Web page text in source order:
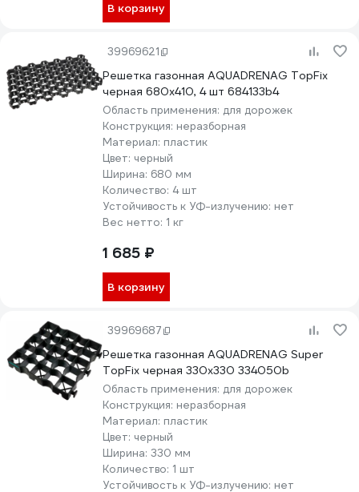
В корзину
39969621
Решетка газонная AQUADRENAG TopFix
черная 680x410, 4 шт 684133b4
Область применения: для дорожек
Конструкция: неразборная
Материал: пластик
Цвет: черный
Ширина: 680 мм
Количество: 4 шт
Устойчивость к УФ-излучению: нет
Вес нетто: 1 кг
1 685 ₽
В корзину
39969687
Решетка газонная AQUADRENAG Super
TopFix черная 330x330 334050b
Область применения: для дорожек
Конструкция: неразборная
Материал: пластик
Цвет: черный
Ширина: 330 мм
Количество: 1 шт
Устойчивость к УФ-излучению: нет